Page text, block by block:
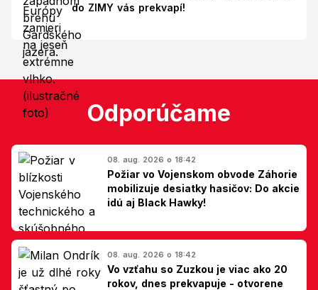
do ZIMY vás prekvapí!
Odporúčame
08. aug. 2026 o 18:42
Požiar vo Vojenskom obvode Záhorie
mobilizuje desiatky hasičov: Do akcie
idú aj Black Hawky!
08. aug. 2026 o 18:42
Vo vzťahu so Zuzkou je viac ako 20
rokov, dnes prekvapuje - otvorene